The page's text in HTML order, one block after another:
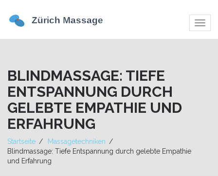
BLINDMASSAGE: TIEFE
ENTSPANNUNG DURCH
GELEBTE EMPATHIE UND
ERFAHRUNG
Startseite
Massagetechniken
Blindmassage: Tiefe Entspannung durch gelebte Empathie
und Erfahrung